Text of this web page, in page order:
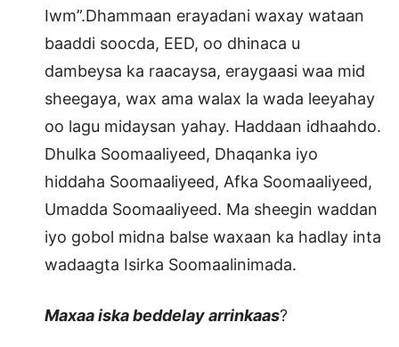
Iwm”.Dhammaan erayadani waxay wataan
baaddi soocda, EED, oo dhinaca u
dambeysa ka raacaysa, eraygaasi waa mid
sheegaya, wax ama walax la wada leeyahay
oo lagu midaysan yahay. Haddaan idhaahdo.
Dhulka Soomaaliyeed, Dhaqanka iyo
hiddaha Soomaaliyeed, Afka Soomaaliyeed,
Umadda Soomaaliyeed. Ma sheegin waddan
iyo gobol midna balse waxaan ka hadlay inta
wadaagta Isirka Soomaalinimada.
Maxaa iska beddelay arrinkaas?